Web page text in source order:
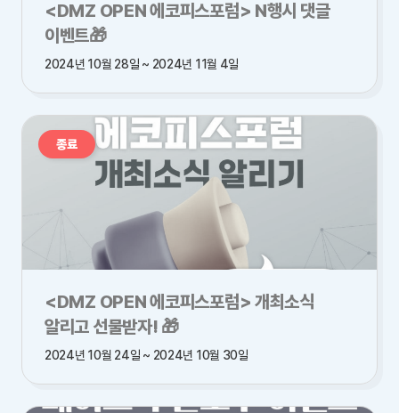
<DMZ OPEN 에코피스포럼> N행시 댓글
이벤트🎁
2024년 10월 28일 ~ 2024년 11월 4일
종료
<DMZ OPEN 에코피스포럼> 개최소식
알리고 선물받자! 🎁
2024년 10월 24일 ~ 2024년 10월 30일